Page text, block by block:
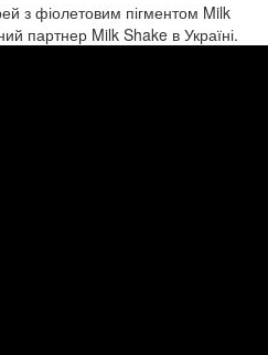
з фіолетовим пігментом Milk
партнер Milk Shake в Україні.